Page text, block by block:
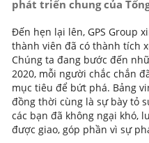
phát triển chung của
Đến hẹn lại lên, GPS Group
thành viên đã có thành tích
Chúng ta đang bước đến
2020, mỗi người chắc chắn
mục tiêu để bứt phá. Bảng
đồng thời cùng là sự bày tỏ
các bạn đã không ngại khó,
được giao, góp phần vì sự